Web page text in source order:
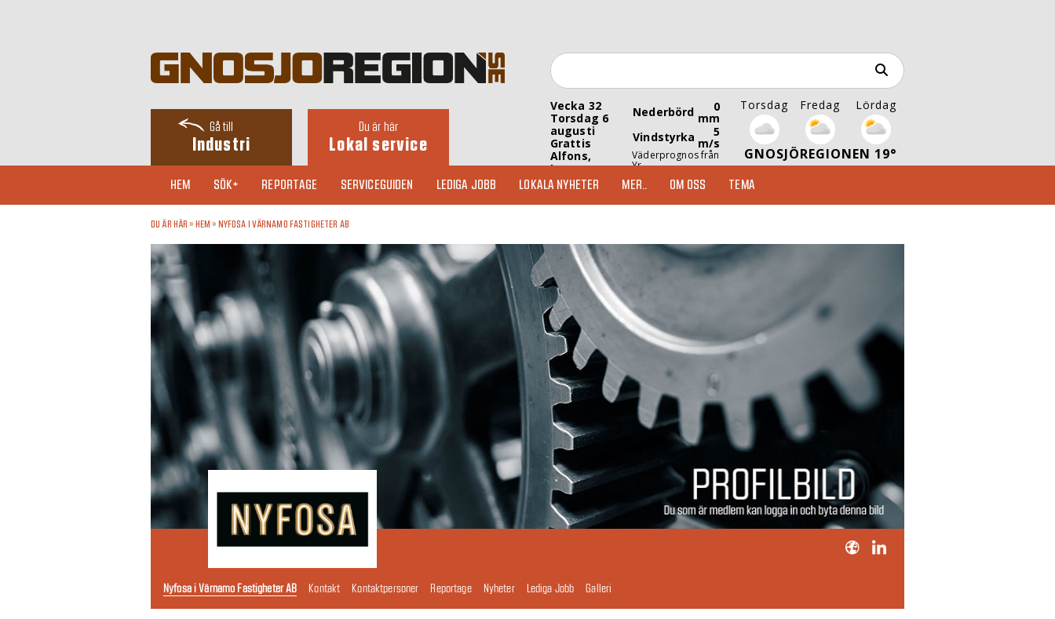
Gå till
Industri
Du är här
Lokal service
Vecka 32
Torsdag 6
augusti
Grattis
Alfons,
Inez
Nederbörd 0
mm
Vindstyrka
5
m/s
Väderprognos från
Yr
Torsdag Fredag Lördag
GNOSJÖREGIONEN 19°
HEM SÖK+ REPORTAGE SERVICEGUIDEN LEDIGA JOBB LOKALA NYHETER MER.. OM OSS TEMA
DU ÄR HÄR » HEM » NYFOSA I VÄRNAMO FASTIGHETER AB
Nyfosa i Värnamo Fastigheter AB Kontakt Kontaktpersoner Reportage Nyheter Lediga Jobb Galleri